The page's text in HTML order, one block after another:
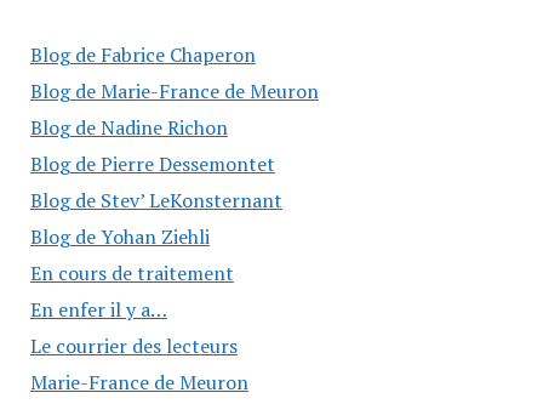
Blog de Fabrice Chaperon
Blog de Marie-France de Meuron
Blog de Nadine Richon
Blog de Pierre Dessemontet
Blog de Stev’ LeKonsternant
Blog de Yohan Ziehli
En cours de traitement
En enfer il y a…
Le courrier des lecteurs
Marie-France de Meuron